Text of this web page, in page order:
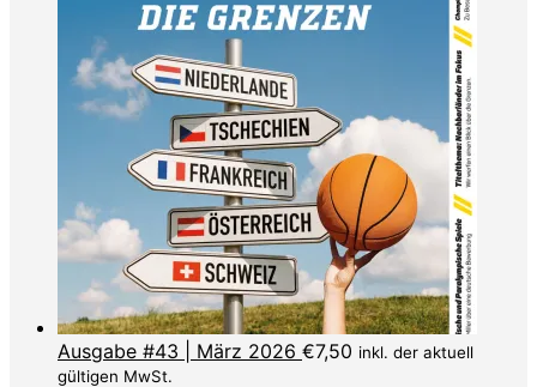
Ausgabe #43 | März 2026 €7,50 inkl. der aktuell
gültigen MwSt.